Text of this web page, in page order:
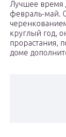
Лучшее время
февраль-май.
круглый год,
прорастания,
доме